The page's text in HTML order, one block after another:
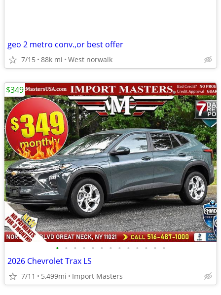
geo 2 metro conv.,or best offer
7/15 88k mi West norwalk
• • • • • • • • • • • • •
2026 Chevrolet Trax LS
7/11 5,499mi Import Masters
$349